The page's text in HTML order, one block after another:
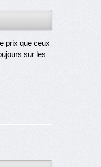
prix que ceux
sur les